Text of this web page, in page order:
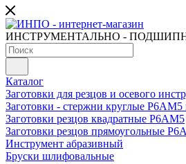
ИНСТРУМЕНТАЛЬНО -
Каталог
Заготовки для резцов и осевого
Заготовки - стержни круглые
Заготовки резцов квадратные Р6АМ5
Заготовки резцов прямоугольные
Инструмент абразивный
Бруски шлифовальные